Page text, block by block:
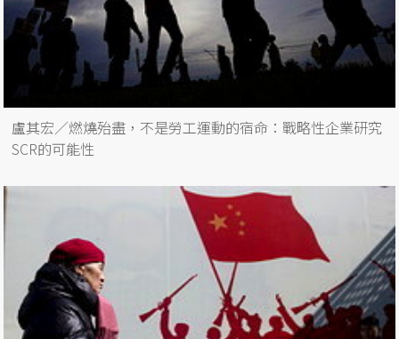
盧其宏／燃燒殆盡，不是勞工運動的宿命：戰略性企業研究
SCR的可能性